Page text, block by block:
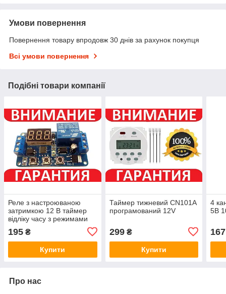
Умови повернення
Повернення товару впродовж 30 днів за рахунок покупця
Всі умови повернення
Подібні товари компанії
Реле з настроюваною
затримкою 12 В таймер
відліку часу з режимами
195 ₴
Купити
Таймер тижневий CN101A
програмований 12V
299₴
Купити
4
5В
167
Про нас